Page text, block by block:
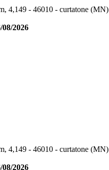
4,149 - 46010 - curtatone (MN)
08/2026
4,149 - 46010 - curtatone (MN)
08/2026